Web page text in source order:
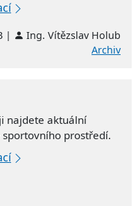
|
Ing. Vítězslav Holub
Archiv
najdete aktuální
prostředí.